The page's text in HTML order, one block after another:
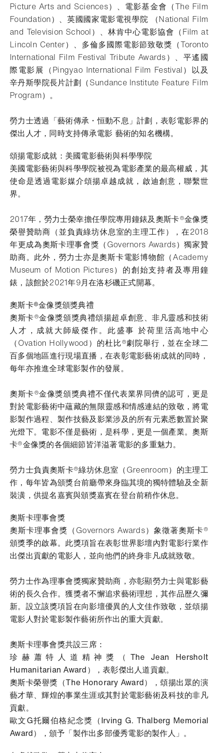
Picture Arts and Sciences）、電影基金會（The Film
Foundation）、英國國家電影電視學院 （National Film
and Television School）、林肯中心電影協會（Film at
Lincoln Center）、多倫多國際電影節致敬獎（Toronto
International Film Festival Tribute Awards）、平遙國
際電影展（Pingyao International Film Festival）以及
辛丹斯學院長片計劃（Sundance Institute Feature Film
Program）。
勞力士透過「藝術傳承・恒動不息」計劃，表彰電影界的
傑出人才，同時支持傳承電影 藝術的知名機構。
頌揚電影成就：美國電影藝術與科學學院
美國電影藝術與科學學院被視為電影產業的最高權威，其
使命是透過電影媒介頌揚卓越成就，啟迪創意，聯繫世
界。
2017年，勞力士榮幸擔任學院專用鐘錶及奧斯卡®金像獎
榮譽贊助商（並負責綠坊休息室的主理工作），在2018
年更成為奧斯卡理事會獎（Governors Awards）獨家贊
助商。此外，勞力士亦是奧斯卡電影博物館（Academy
Museum of Motion Pictures）的創始支持者及專用鐘
錶，該館於2021年9月在洛杉磯正式開幕。
奧斯卡®金像獎頒獎典禮
奧斯卡®金像獎頒獎典禮頌揚超卓創意、非凡靈感和技術
人才，成就大師級傑作。此盛事 於荷里活高地中心
（Ovation Hollywood）的杜比®劇院舉行，並在全球二
百多個地區進行現場直播，在表彰電影藝術成就的同時，
每年亦推進全球電影製作的發展。
奧斯卡®金像獎頒獎典禮不僅代表業界同儕的認可，更是
對於電影藝術中蘊藏的無限靈感和情感連結的致敬，將電
影製作過程、製作技藝及影業涉及的所有元素悉數置於聚
光燈下。電影不僅是藝術，是科學，更是一個產業。奧斯
卡®金像獎的各個細節皆洋溢著電影的多重魅力。
勞力士負責奧斯卡®綠坊休息室（Greenroom）的主理工
作，每年皆為頒獎台前廳帶來身臨其境的獨特體驗及全新
裝潢，供提名嘉賓與頒獎嘉賓在登台前稍作休息。
奧斯卡理事會獎
奧斯卡理事會獎（Governors Awards）象徵著奧斯卡®
頒獎季的啟幕。此獎項旨在表彰世界影壇內對電影行業作
出傑出貢獻的電影人，並向他們的終身非凡成就致敬。
勞力士作為理事會獎獨家贊助商，亦彰顯勞力士與電影藝
術的長久合作。獲獎者不懈追求藝術理想，其作品歷久彌
新。設立該獎項旨在向影壇優異的人文佳作致敬，並頌揚
電影人對於電影製作藝術所作出的重大貢獻。
奧斯卡理事會獎共設三席：
珍赫蕭特人道精神獎（The Jean Hersholt
Humanitarian Award）
，表彰傑出人道貢獻。
奧斯卡榮譽獎（The Honorary Award）
，頌揚出眾的演
藝才華、輝煌的事業生涯或其對於電影藝術及科技的非凡
貢獻。
歐文G托爾伯格紀念獎（Irving G. Thalberg Memorial
Award）
，頒予「製作出多部優秀電影的製作人」。